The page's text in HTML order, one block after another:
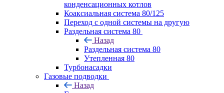
конденсационных котлов
Коаксиальная система 80/125
Переход с одной системы на другую
Раздельная система 80
Назад
Раздельная система 80
Утепленная 80
Турбонасадки
Газовые подводки
Назад